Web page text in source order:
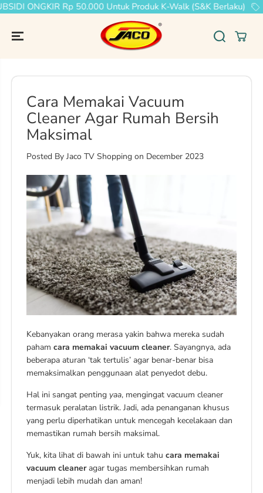
SKIP TO
CONTENT
ONGKIR Rp 50.000 Untuk Produk K-Walk (S&K Berlaku)
Cara Memakai Vacuum
Cleaner Agar Rumah Bersih
Maksimal
Posted By Jaco TV Shopping on December 2023
Kebanyakan orang merasa yakin bahwa mereka sudah
paham cara memakai vacuum cleaner. Sayangnya, ada
beberapa aturan ‘tak tertulis’ agar benar-benar bisa
memaksimalkan penggunaan alat penyedot debu.
Hal ini sangat penting yaa, mengingat vacuum cleaner
termasuk peralatan listrik. Jadi, ada penanganan khusus
yang perlu diperhatikan untuk mencegah kecelakaan dan
memastikan rumah bersih maksimal.
Yuk, kita lihat di bawah ini untuk tahu cara memakai
vacuum cleaneragar tugas membersihkan rumah
menjadi lebih mudah dan aman!